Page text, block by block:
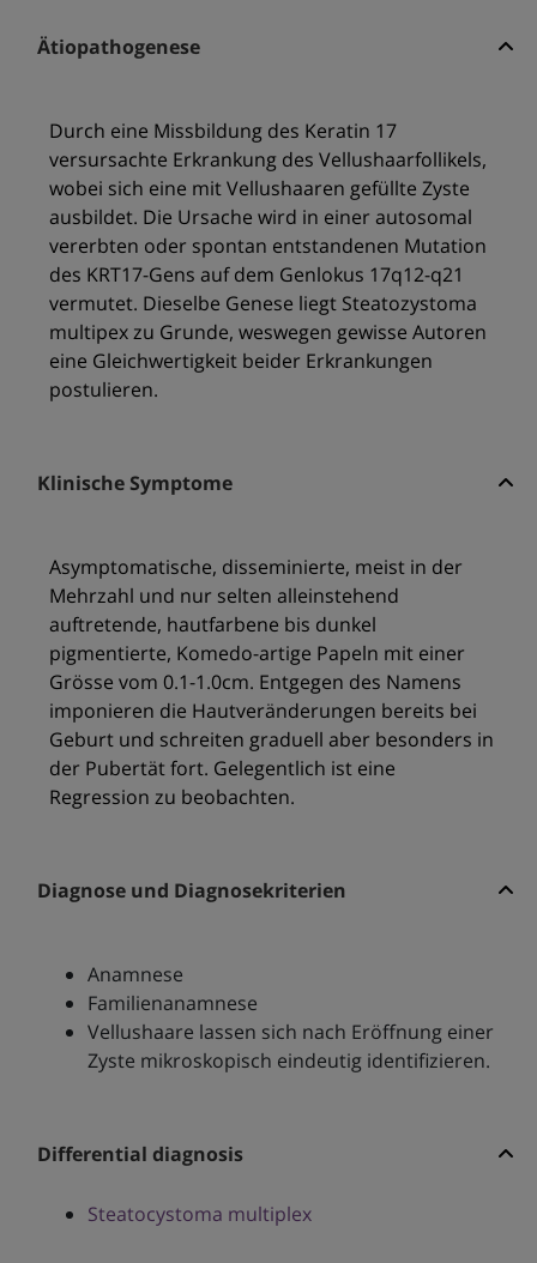
Ätiopathogenese
Durch eine Missbildung des Keratin 17
versursachte Erkrankung des Vellushaarfollikels,
wobei sich eine mit Vellushaaren gefüllte Zyste
ausbildet. Die Ursache wird in einer autosomal
vererbten oder spontan entstandenen Mutation
des KRT17-Gens auf dem Genlokus 17q12-q21
vermutet. Dieselbe Genese liegt Steatozystoma
multipex zu Grunde, weswegen gewisse Autoren
eine Gleichwertigkeit beider Erkrankungen
postulieren.
Klinische Symptome
Asymptomatische, disseminierte, meist in der
Mehrzahl und nur selten alleinstehend
auftretende, hautfarbene bis dunkel
pigmentierte, Komedo-artige Papeln mit einer
Grösse vom 0.1-1.0cm. Entgegen des Namens
imponieren die Hautveränderungen bereits bei
Geburt und schreiten graduell aber besonders in
der Pubertät fort. Gelegentlich ist eine
Regression zu beobachten.
Diagnose und Diagnosekriterien
Anamnese
Familienanamnese
Vellushaare lassen sich nach Eröffnung einer
Zyste mikroskopisch eindeutig identifizieren.
Differential diagnosis
Steatocystoma multiplex